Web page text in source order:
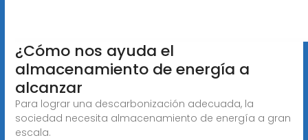
¿Cómo nos ayuda el
almacenamiento de energía a
alcanzar
Para lograr una descarbonización adecuada, la
sociedad necesita almacenamiento de energía a gran
escala.